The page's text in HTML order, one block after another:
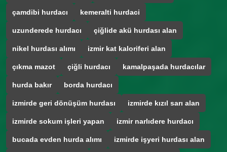
çamdibi hurdacı kemeralti hurdaci
uzunderede hurdacı çiğlide akü hurdası alan
nikel hurdası alımı izmir kat kaloriferi alan
çıkma mazot çiğli hurdacı kamalpaşada hurdacılar
hurda bakır borda hurdacı
izmirde geri dönüşüm hurdası izmirde kızıl sarı alan
izmirde sokum işleri yapan izmir narlıdere hurdacı
bucada evden hurda alımı izmirde işyeri hurdası alan